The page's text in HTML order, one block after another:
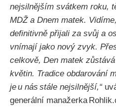
nejsilnějším svátkem roku,
MDŽ a Dnem matek.
definitivně přijali za svůj a
vnímají jako nový zvyk.
celkově, Den matek
květin. Tradice obdarování
je u nás stále nejsilnější,“
generální manažerka